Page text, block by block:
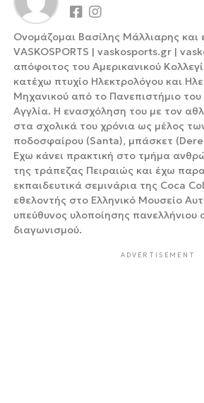
Ονομάζομαι Βασίλης Μάλλιαρης και
VASKOSPORTS | vaskosports.gr |
απόφοιτος του Αμερικανικού
κατέχω πτυχίο Ηλεκτρολόγου και
Μηχανικού από το Πανεπιστήμιο
Αγγλία. Η ενασχόληση του με τον
στα σχολικά του χρόνια ως μέλος
ποδοσφαίρου (Santa), μπάσκετ
Έχω κάνει πρακτική στο τμήμα
της τράπεζας Πειραιώς και έχω
εκπαιδευτικά σεμινάρια της Coca
εθελοντής στο Ελληνικό Μουσείο
υπεύθυνος υλοποίησης πανελλήνιου
διαγωνισμού.
ADVERTISEMENT